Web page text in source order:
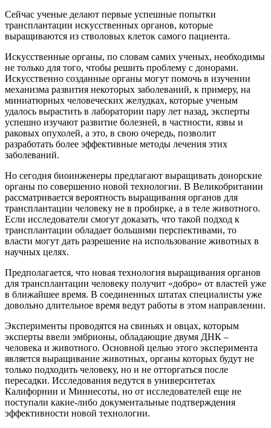
Сейчас ученые делают первые успешные попытки
трансплантации искусственных органов, которые
выращиваются из стволовых клеток самого пациента.
Искусственные органы, по словам самих ученых, необходимы
не только для того, чтобы решить проблему с донорами.
Искусственно созданные органы могут помочь в изучении
механизма развития некоторых заболеваний, к примеру, на
миниатюрных человеческих желудках, которые ученым
удалось вырастить в лаборатории пару лет назад, эксперты
успешно изучают развитие болезней, в частности, язвы и
раковых опухолей, а это, в свою очередь, позволит
разработать более эффективные методы лечения этих
заболеваний.
Но сегодня биоинженеры предлагают выращивать донорские
органы по совершенно новой технологии. В Великобритании
рассматривается вероятность выращивания органов для
трансплантации человеку не в пробирке, а в теле животного.
Если исследователи смогут доказать, что такой подход к
трансплантации обладает большими перспективами, то
власти могут дать разрешение на использование животных в
научных целях.
Предполагается, что новая технология выращивания органов
для трансплантации человеку получит «добро» от властей уже
в ближайшее время. В соединенных штатах специалисты уже
довольно длительное время ведут работы в этом направлении.
Эксперименты проводятся на свиньях и овцах, которым
эксперты ввели эмбрионы, обладающие двумя ДНК –
человека и животного. Основной целью этого эксперимента
является выращивание животных, органы которых будут не
только подходить человеку, но и не отторгаться после
пересадки. Исследования ведутся в университетах
Калифорнии и Миннесоты, но от исследователей еще не
поступали какие-либо документальные подтверждения
эффективности новой технологии.